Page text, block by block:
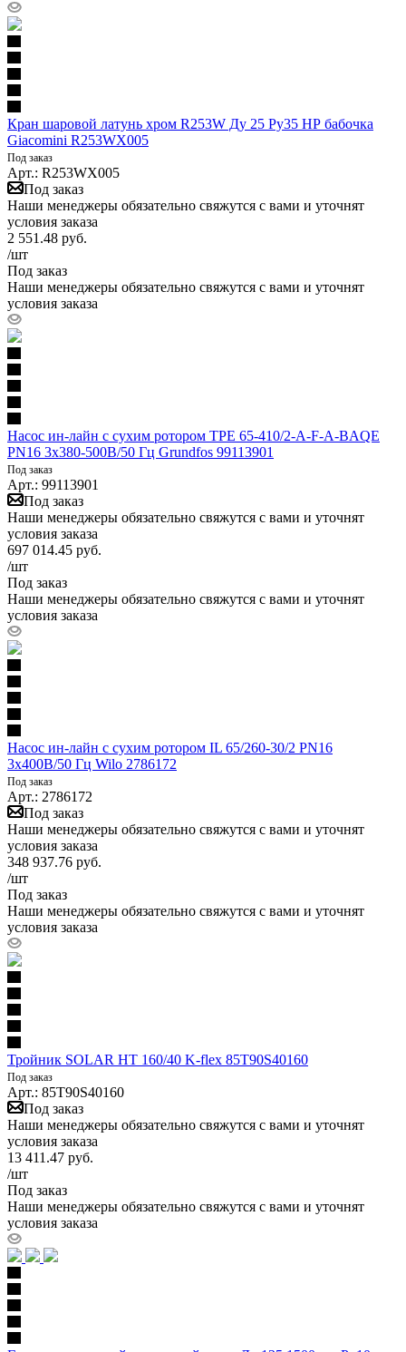
Кран шаровой латунь хром R253W Ду 25 Ру35 НР бабочка
Giacomini R253WX005
Под заказ
Арт.: R253WX005
Под заказ
Наши менеджеры обязательно свяжутся с вами и уточнят
условия заказа
2 551.48 руб.
/шт
Под заказ
Наши менеджеры обязательно свяжутся с вами и уточнят
условия заказа
Насос ин-лайн с сухим ротором TPE 65-410/2-A-F-A-BAQE
PN16 3х380-500В/50 Гц Grundfos 99113901
Под заказ
Арт.: 99113901
Под заказ
Наши менеджеры обязательно свяжутся с вами и уточнят
условия заказа
697 014.45 руб.
/шт
Под заказ
Наши менеджеры обязательно свяжутся с вами и уточнят
условия заказа
Насос ин-лайн с сухим ротором IL 65/260-30/2 PN16
3х400В/50 Гц Wilo 2786172
Под заказ
Арт.: 2786172
Под заказ
Наши менеджеры обязательно свяжутся с вами и уточнят
условия заказа
348 937.76 руб.
/шт
Под заказ
Наши менеджеры обязательно свяжутся с вами и уточнят
условия заказа
Тройник SOLAR HT 160/40 K-flex 85T90S40160
Под заказ
Арт.: 85T90S40160
Под заказ
Наши менеджеры обязательно свяжутся с вами и уточнят
условия заказа
13 411.47 руб.
/шт
Под заказ
Наши менеджеры обязательно свяжутся с вами и уточнят
условия заказа